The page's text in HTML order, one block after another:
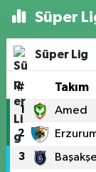
Süper
Süper Lig
# Takım
1 Amed
2
3